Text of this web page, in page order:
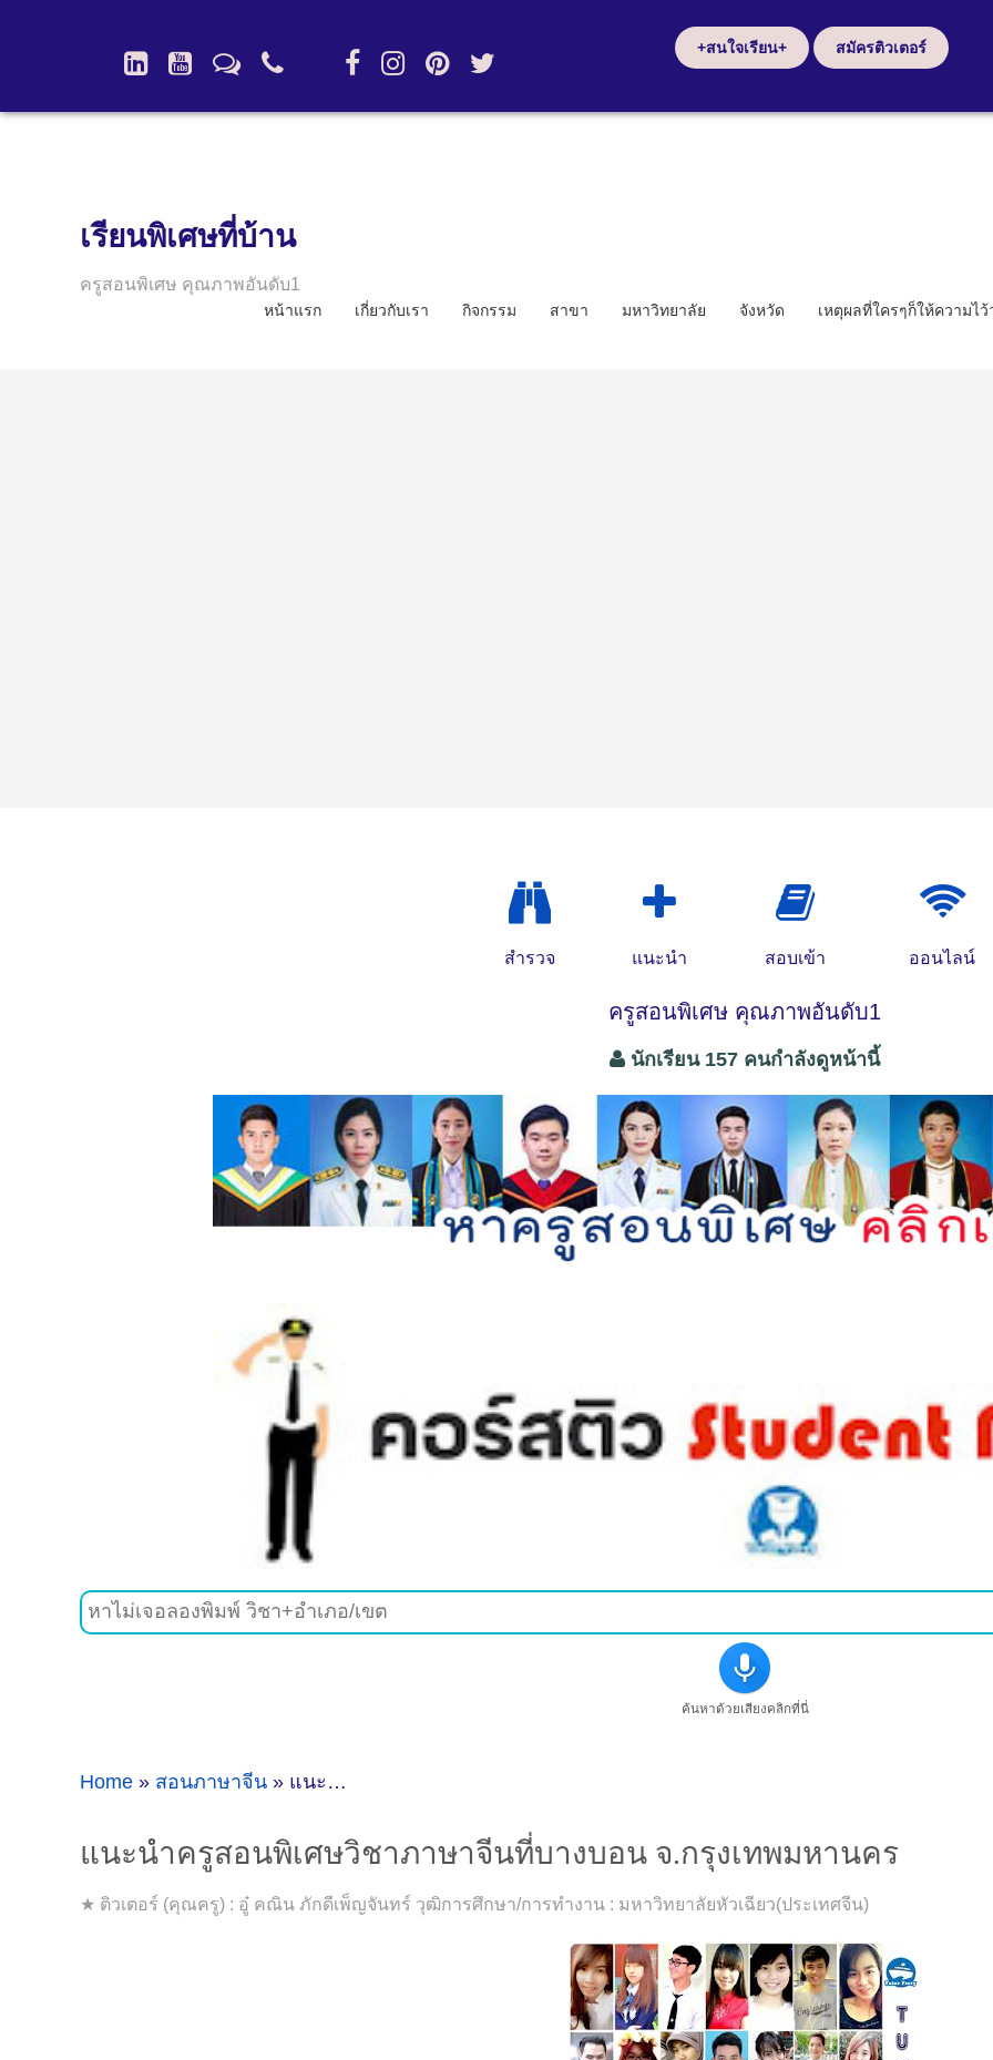
+สนใจเรียน+ สมัครติวเตอร์
เรียนพิเศษที่บ้าน
ครูสอนพิเศษ คุณภาพอันดับ1
หน้าแรก เกี่ยวกับเรา กิจกรรม สาขา มหาวิทยาลัย จังหวัด เหตุผลที่ใครๆก็ให้ความไว้
สำรวจ แนะนำ สอบเข้า ออนไลน์
ครูสอนพิเศษ คุณภาพอันดับ1
นักเรียน 157 คนกำลังดูหน้านี้
ค้นหาด้วยเสียงคลิกที่นี่
Home » สอนภาษาจีน » แนะนำครูสอนพิเศษวิชาภาษาจีนที่บางบอน จ.กรุงเทพมหานคร
แนะนำครูสอนพิเศษวิชาภาษาจีนที่บางบอน จ.กรุงเทพมหานคร
★ ติวเตอร์ (คุณครู) : อู๋ คณิน ภักดีเพ็ญจันทร์ วุฒิการศึกษา/การทำงาน : มหาวิทยาลัยหัวเฉียว(ประเทศจีน)